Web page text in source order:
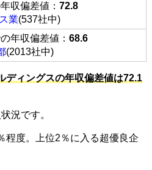
収偏差値：72.8
業(537社中)
年収偏差値：68.6
(2013社中)
ディングスの年収偏差値は72.1
況です。
程度。上位2％に入る超優良企